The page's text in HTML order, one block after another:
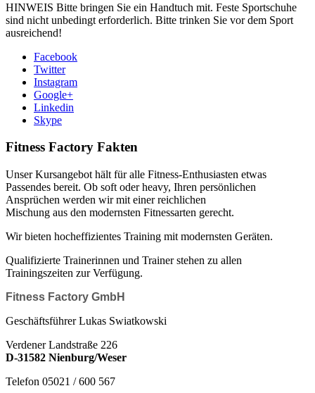
HINWEIS Bitte bringen Sie ein Handtuch mit. Feste Sportschuhe
sind nicht unbedingt erforderlich. Bitte trinken Sie vor dem Sport
ausreichend!
Facebook
Twitter
Instagram
Google+
Linkedin
Skype
Fitness Factory Fakten
Unser Kursangebot hält für alle Fitness-Enthusiasten etwas
Passendes bereit. Ob soft oder heavy, Ihren persönlichen
Ansprüchen werden wir mit einer reichlichen
Mischung aus den modernsten Fitnessarten gerecht.
Wir bieten hocheffizientes Training mit modernsten Geräten.
Qualifizierte Trainerinnen und Trainer stehen zu allen
Trainingszeiten zur Verfügung.
Fitness Factory GmbH
Geschäftsführer Lukas Swiatkowski
Verdener Landstraße 226
D-31582 Nienburg/Weser
Telefon 05021 / 600 567